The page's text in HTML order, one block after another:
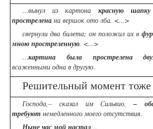
…вынул из картона красную шапку
прострелена на вершок ото лба. <…>
свернули два билета; он положил их в
мною простреленную. <…>
…картина была прострелена
всаженными одна в другую.
Решительный момент тоже
Господа,– сказал им Сильвио,
–
требуют немедленного моего отсутствия.
…